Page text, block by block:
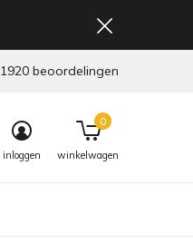
inloggen winkelwagen
0
1920 beoordelingen